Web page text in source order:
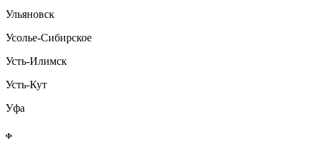
Ульяновск
Усолье-Сибирское
Усть-Илимск
Усть-Кут
Уфа
Ф